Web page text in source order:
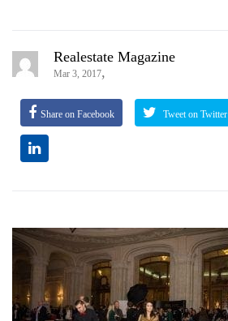
Realestate Magazine
Mar 3, 2017,
Share on Facebook Tweet on Twitter